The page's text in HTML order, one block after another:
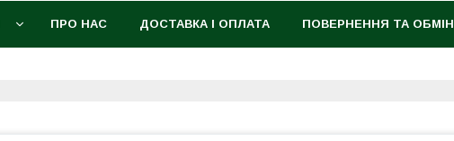
ПРО НАС ДОСТАВКА І ОПЛАТА ПОВЕРНЕННЯ ТА ОБМІН